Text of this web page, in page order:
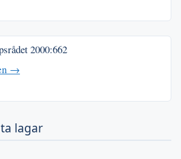
2000:662
→
lagar